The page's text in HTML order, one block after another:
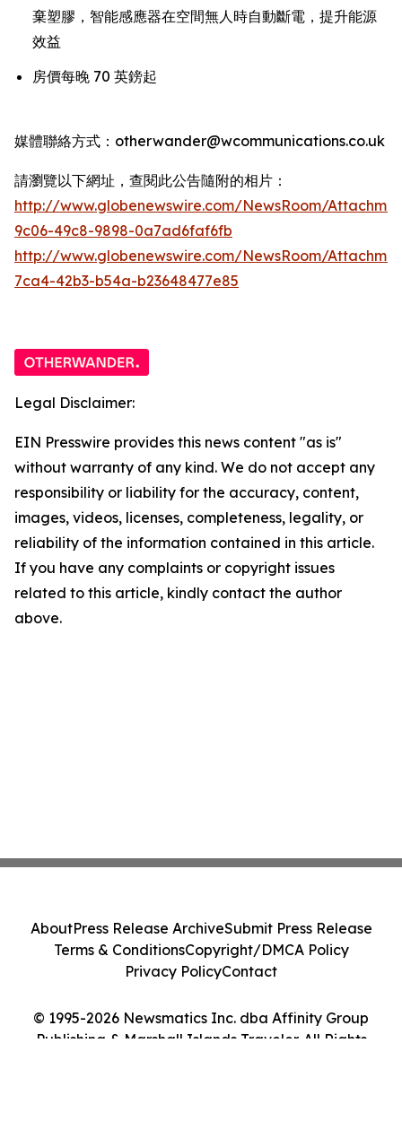
棄塑膠，智能感應器在空間無人時自動斷電，提升能源
效益
房價每晚 70 英鎊起
媒體聯絡方式：otherwander@wcommunications.co.uk
請瀏覽以下網址，查閱此公告隨附的相片：
http://www.globenewswire.com/NewsRoom/
9c06-49c8-9898-0a7ad6faf6fb
http://www.globenewswire.com/NewsRoom/
7ca4-42b3-b54a-b23648477e85
Legal Disclaimer:
EIN Presswire provides this news content "as is"
without warranty of any kind. We do not accept any
responsibility or liability for the accuracy, content,
images, videos, licenses, completeness, legality, or
reliability of the information contained in this article.
If you have any complaints or copyright issues
related to this article, kindly contact the author
above.
© 1995-2026 Newsmatics Inc. dba Affinity Group
Publishing & Marshall Islands Traveler. All Rights
AboutPress Release ArchiveSubmit Press Release
Terms & ConditionsCopyright/DMCA Policy
Privacy PolicyContact